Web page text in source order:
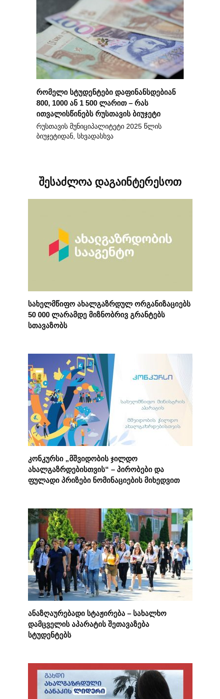
რომელი სტუდენტები დაფინანსდებიან
800, 1000 ან 1 500 ლარით – რას
ითვალისწინებს რუსთავის ბიუჯეტი
რუსთავის მუნიციპალიტეტი 2025 წლის
ბიუჯეტიდან, სხვადასხვა
შესაძლოა დაგაინტერესოთ
სახელმწიფო ახალგაზრდულ ორგანიზაციებს
50 000 ლარამდე მიზნობრივ გრანტებს
სთავაზობს
კონკურსი „მშვიდობის ჯილდო
ახალგაზრდებისთვის“ – პირობები და
ფულადი პრიზები ნომინაციების მიხედვით
ანაზღაურებადი სტაჟირება – სახალხო
დამცველის აპარატის შეთავაზება
სტუდენტებს